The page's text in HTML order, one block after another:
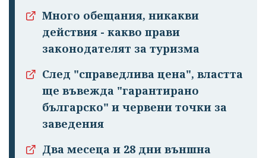
Много обещания, никакви
действия - какво прави
законодателят за туризма
След "справедлива цена", властта
ще въвежда "гарантирано
българско" и червени точки за
заведения
Два месеца и 28 дни външна